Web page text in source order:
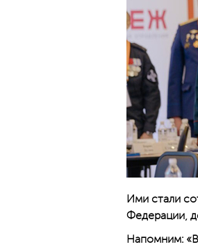
Ими стали
Федерации,
Напомним: